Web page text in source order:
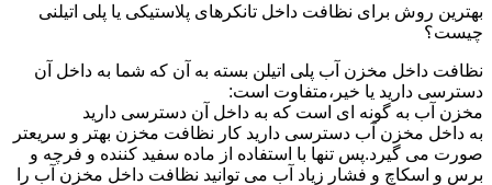
بهترین روش برای نظافت داخل تانکرهای پلاستیکی یا پلی اتیلنی
چیست؟
نظافت داخل مخزن آب پلی اتیلن بسته به آن که شما به داخل آن
دسترسی دارید یا خیر،متفاوت است:
مخزن آب به گونه ای است که به داخل آن دسترسی دارید
به داخل مخزن آب دسترسی دارید کار نظافت مخزن بهتر و سریعتر
صورت می گیرد.پس تنها با استفاده از ماده سفید کننده و فرچه و
برس و اسکاچ و فشار زیاد آب می توانید نظافت داخل مخزن آب را